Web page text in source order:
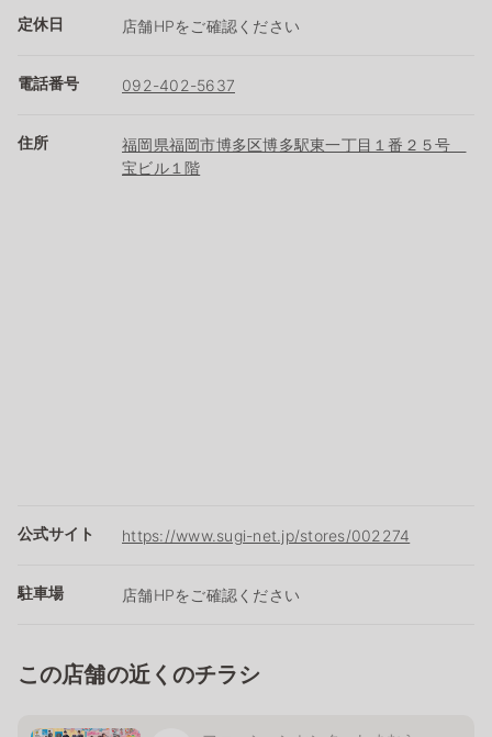
定休日 店舗HPをご確認ください
電話番号 092-402-5637
住所
福岡県福岡市博多区博多駅東一丁目１番２５号
宝ビル１階
公式サイト https://www.sugi-net.jp/stores/002274
駐車場 店舗HPをご確認ください
この店舗の近くのチラシ